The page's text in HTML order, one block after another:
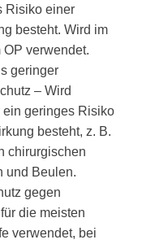
Risiko einer
besteht. Wird im
verwendet.
geringer
– Wird
geringes Risiko
besteht, z. B.
chirurgischen
und Beulen.
gegen
die meisten
verwendet, bei